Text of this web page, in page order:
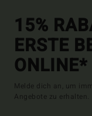
15%
ERSTE
ONLINE*
Melde dich an, um
Angebote zu erhalten.